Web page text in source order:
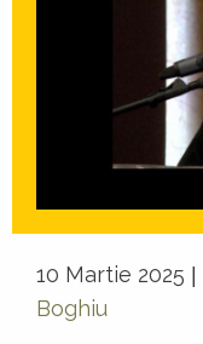
10 Martie 2025
Boghiu